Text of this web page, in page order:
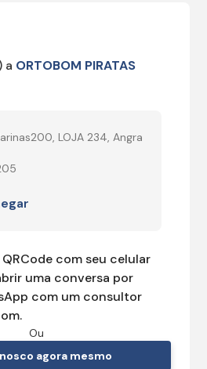
a ORTOBOM PIRATAS
LOJA 234, Angra
QRCode com seu celular
uma conversa por
com um consultor
Ou
agora mesmo